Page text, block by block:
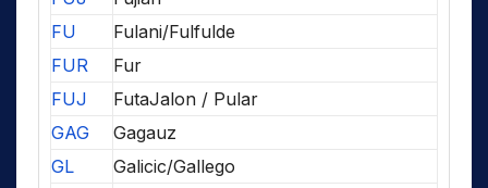
FU
Fulani/Fulfulde
FUR
Fur
FUJ
FutaJalon / Pular
GAG
Gagauz
GL
Galicic/Gallego